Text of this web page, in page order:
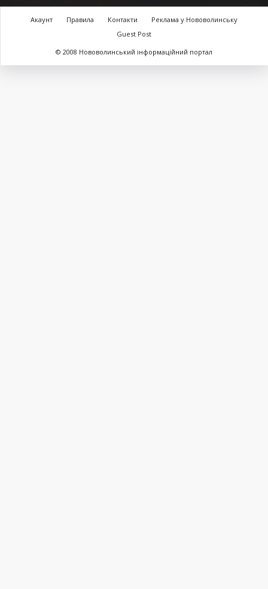
Акаунт Правила Контакти
Реклама у Нововолинську
Guest Post
© 2008 Нововолинський інформаційний портал